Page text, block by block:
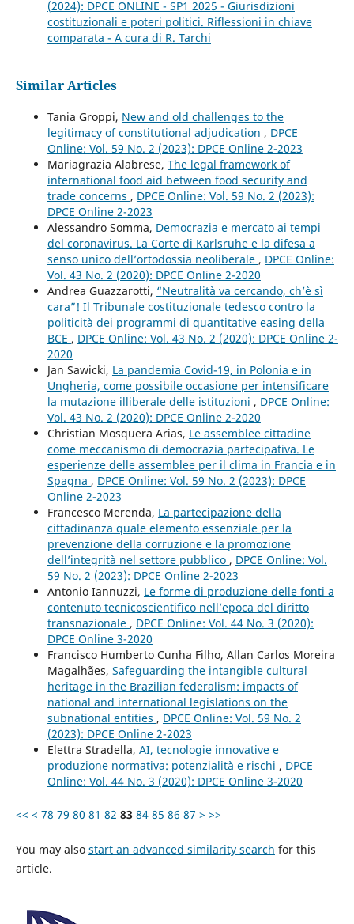
(2024): DPCE ONLINE - SP1 2025 - Giurisdizioni
costituzionali e poteri politici. Riflessioni in chiave
comparata - A cura di R. Tarchi
Similar Articles
Tania Groppi, New and old challenges to the
legitimacy of constitutional adjudication , DPCE
Online: Vol. 59 No. 2 (2023): DPCE Online 2-2023
Mariagrazia Alabrese, The legal framework of
international food aid between food security and
trade concerns , DPCE Online: Vol. 59 No. 2 (2023):
DPCE Online 2-2023
Alessandro Somma, Democrazia e mercato ai tempi
del coronavirus. La Corte di Karlsruhe e la difesa a
senso unico dell’ortodossia neoliberale , DPCE Online:
Vol. 43 No. 2 (2020): DPCE Online 2-2020
Andrea Guazzarotti, “Neutralità va cercando, ch’è sì
cara”! Il Tribunale costituzionale tedesco contro la
politicità dei programmi di quantitative easing della
BCE , DPCE Online: Vol. 43 No. 2 (2020): DPCE Online 2-
2020
Jan Sawicki, La pandemia Covid-19, in Polonia e in
Ungheria, come possibile occasione per intensificare
la mutazione illiberale delle istituzioni , DPCE Online:
Vol. 43 No. 2 (2020): DPCE Online 2-2020
Christian Mosquera Arias, Le assemblee cittadine
come meccanismo di democrazia partecipativa. Le
esperienze delle assemblee per il clima in Francia e in
Spagna , DPCE Online: Vol. 59 No. 2 (2023): DPCE
Online 2-2023
Francesco Merenda, La partecipazione della
cittadinanza quale elemento essenziale per la
prevenzione della corruzione e la promozione
dell’integrità nel settore pubblico , DPCE Online: Vol.
59 No. 2 (2023): DPCE Online 2-2023
Antonio Iannuzzi, Le forme di produzione delle fonti a
contenuto tecnicoscientifico nell’epoca del diritto
transnazionale , DPCE Online: Vol. 44 No. 3 (2020):
DPCE Online 3-2020
Francisco Humberto Cunha Filho, Allan Carlos Moreira
Magalhães, Safeguarding the intangible cultural
heritage in the Brazilian federalism: impacts of
national and international legislations on the
subnational entities , DPCE Online: Vol. 59 No. 2
(2023): DPCE Online 2-2023
Elettra Stradella, AI, tecnologie innovative e
produzione normativa: potenzialità e rischi , DPCE
Online: Vol. 44 No. 3 (2020): DPCE Online 3-2020
<< < 78 79 80 81 82 83 84 85 86 87 > >>
You may also start an advanced similarity search for this
article.